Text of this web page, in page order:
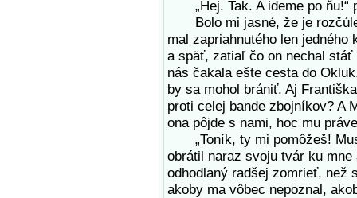
„Hej. Tak. A ideme po ňu!“
Bolo mi jasné, že je
mal zapriahnutého len
a späť, zatiaľ čo on nechal
nás čakala ešte cesta do
by sa mohol brániť. Aj
proti celej bande zbojníkov? A
ona pôjde s nami, hoc mu
„Toník, ty mi pomôžeš!
obrátil naraz svoju tvár ku
odhodlaný radšej zomrieť, než
akoby ma vôbec nepoznal,